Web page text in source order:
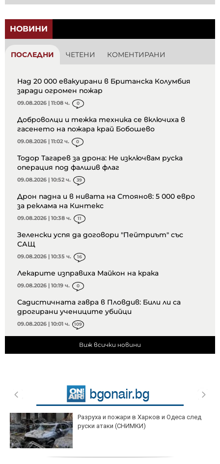
НОВИНИ
ПОСЛЕДНИ ЧЕТЕНИ КОМЕНТИРАНИ
Над 20 000 евакуирани в Британска Колумбия
заради огромен пожар
09.08.2026 | 11:08 ч. 0
Доброволци и тежка техника се включиха в
гасенето на пожара край Бобошево
09.08.2026 | 11:02 ч. 0
Тодор Тагарев за дрона: Не изключвам руска
операция под фалшив флаг
09.08.2026 | 10:52 ч. 39
Дрон падна и в нивата на Стоянов: 5 000 евро
за реклама на Кинтекс
09.08.2026 | 10:38 ч. 11
Зеленски успя да договори "Пейтриът" със
САЩ
09.08.2026 | 10:35 ч. 16
Лекарите изправиха Майкон на крака
09.08.2026 | 10:19 ч. 0
Садистичната гавра в Пловдив: Били ли са
дрогирани учениците убийци
09.08.2026 | 10:01 ч. 109
Виж всички новини
Разруха и пожари в Харков и Одеса след
руски атаки (СНИМКИ)